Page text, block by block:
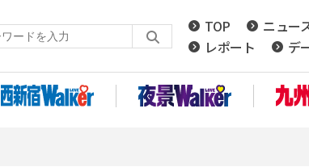
TOP ニュー
レポート
デ